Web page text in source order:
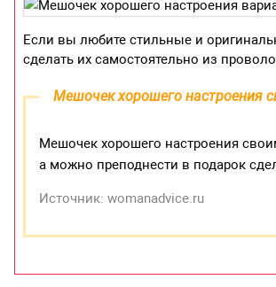
Если вы любите стильные и
сделать их самостоятельно из
Мешочек хорошего настроения
Мешочек хорошего настроения
а можно преподнести в подарок
Источник: womanadvice.ru